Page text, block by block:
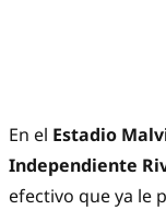
En el Estadio
Independiente
efectivo que ya le